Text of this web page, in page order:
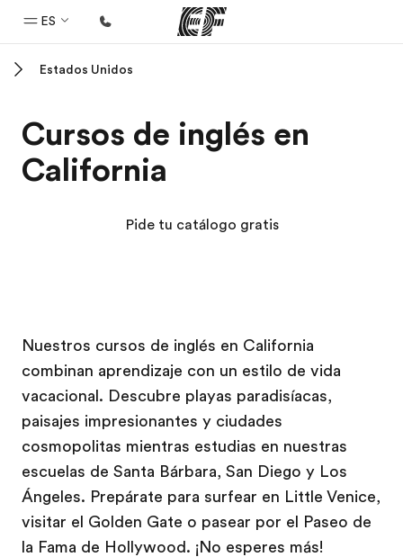
ES
Programas
Ver todo lo que hacemos
Trabajos
Únete al equipo
Estados Unidos
Cursos de inglés en
California
Pide tu catálogo gratis
Nuestros cursos de inglés en California
combinan aprendizaje con un estilo de vida
vacacional. Descubre playas paradisíacas,
paisajes impresionantes y ciudades
cosmopolitas mientras estudias en nuestras
escuelas de Santa Bárbara, San Diego y Los
Ángeles. Prepárate para surfear en Little Venice,
visitar el Golden Gate o pasear por el Paseo de
la Fama de Hollywood. ¡No esperes más!